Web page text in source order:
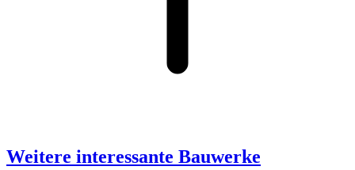
Weitere interessante Bauwerke